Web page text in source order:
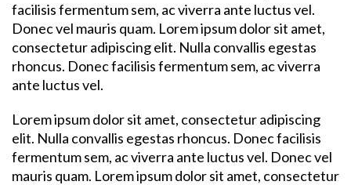
facilisis fermentum sem, ac viverra ante luctus vel.
Donec vel mauris quam. Lorem ipsum dolor sit amet,
consectetur adipiscing elit. Nulla convallis egestas
rhoncus. Donec facilisis fermentum sem, ac viverra
ante luctus vel.
Lorem ipsum dolor sit amet, consectetur adipiscing
elit. Nulla convallis egestas rhoncus. Donec facilisis
fermentum sem, ac viverra ante luctus vel. Donec vel
mauris quam. Lorem ipsum dolor sit amet, consectetur